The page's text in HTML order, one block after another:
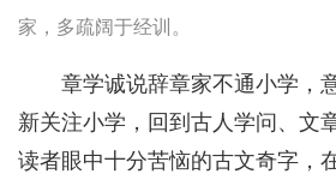
家，多疏阔于经训。
章学诚说辞章家不通小学，
新关注小学，回到古人学问、文
读者眼中十分苦恼的古文奇字，